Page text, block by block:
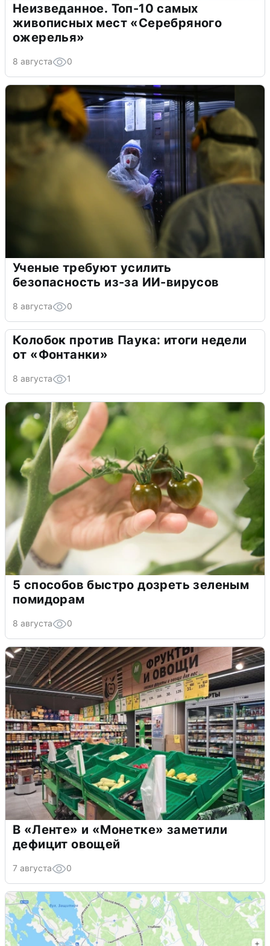
Неизведанное. Топ-10 самых
живописных мест «Серебряного
ожерелья»
8 августа 0
Ученые требуют усилить
безопасность из-за ИИ-вирусов
8 августа 0
Колобок против Паука: итоги недели
от «Фонтанки»
8 августа 1
5 способов быстро дозреть зеленым
помидорам
8 августа 0
В «Ленте» и «Монетке» заметили
дефицит овощей
7 августа 0